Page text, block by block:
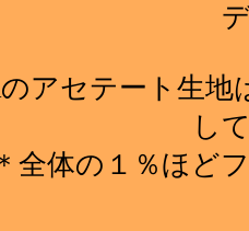
のアセテート生
し
全体の１％ほど